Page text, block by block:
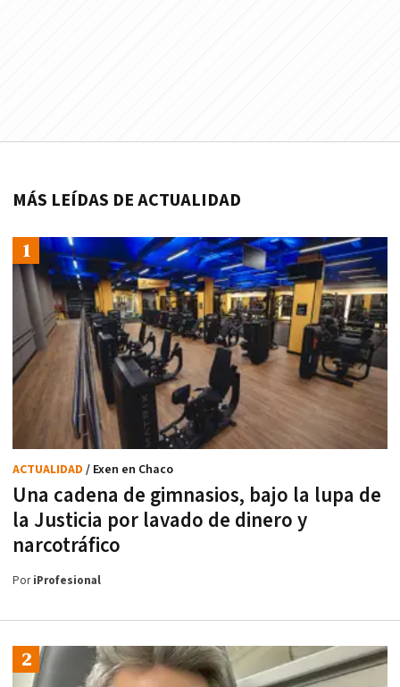
MÁS LEÍDAS DE ACTUALIDAD
Una cadena de gimnasios, bajo la lupa de
la Justicia por lavado de dinero y
narcotráfico
ACTUALIDAD / Exen en Chaco
PoriProfesional